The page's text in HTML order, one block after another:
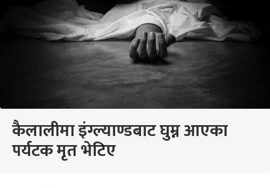
कैलालीमा इंग्ल्याण्डबाट घुम्न आएका
पर्यटक मृत भेटिए